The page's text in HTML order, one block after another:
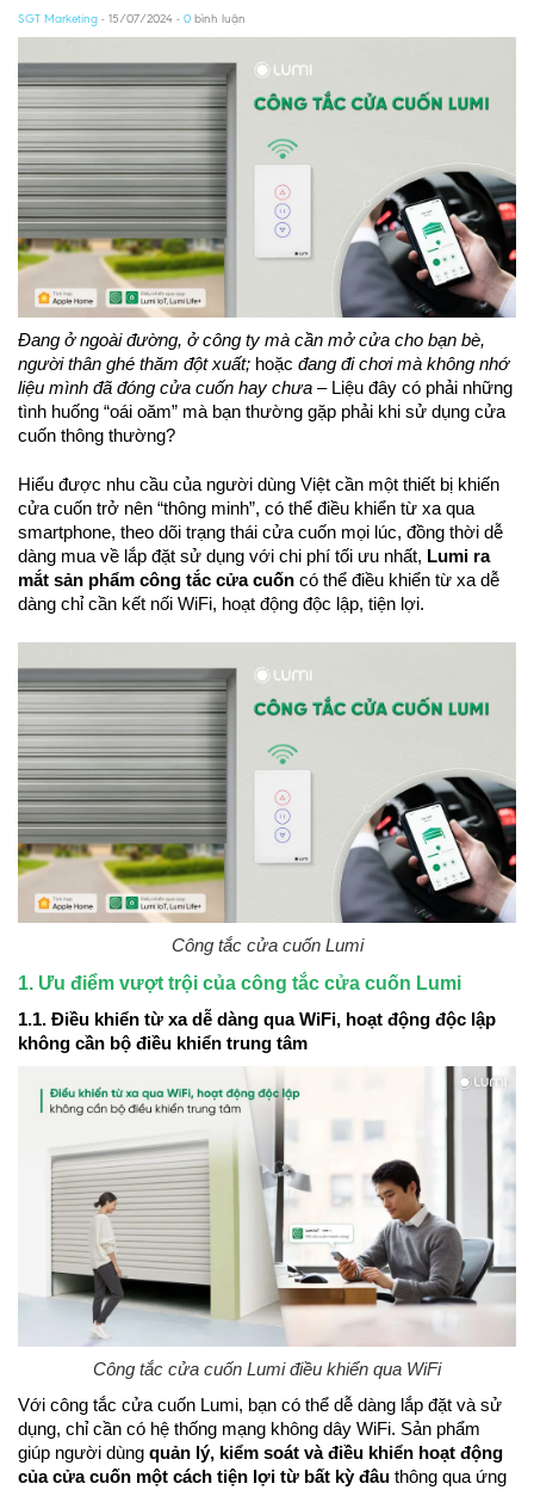
SGT Marketing - 15/07/2024 - 0 bình luận
Đang ở ngoài đường, ở công ty mà cần mở cửa cho bạn bè,
người thân ghé thăm đột xuất; hoặc đang đi chơi mà không nhớ
liệu mình đã đóng cửa cuốn hay chưa – Liệu đây có phải những
tình huống “oái oăm” mà bạn thường gặp phải khi sử dụng cửa
cuốn thông thường?
Hiểu được nhu cầu của người dùng Việt cần một thiết bị khiến
cửa cuốn trở nên “thông minh”, có thể điều khiển từ xa qua
smartphone, theo dõi trạng thái cửa cuốn mọi lúc, đồng thời dễ
dàng mua về lắp đặt sử dụng với chi phí tối ưu nhất, Lumi ra
mắt sản phẩm công tắc cửa cuốn có thể điều khiển từ xa dễ
dàng chỉ cần kết nối WiFi, hoạt động độc lập, tiện lợi.
Công tắc cửa cuốn Lumi
1. Ưu điểm vượt trội của công tắc cửa cuốn Lumi
1.1. Điều khiển từ xa dễ dàng qua WiFi, hoạt động độc lập
không cần bộ điều khiển trung tâm
Công tắc cửa cuốn Lumi điều khiển qua WiFi
Với công tắc cửa cuốn Lumi, bạn có thể dễ dàng lắp đặt và sử
dụng, chỉ cần có hệ thống mạng không dây WiFi. Sản phẩm
giúp người dùng quản lý, kiểm soát và điều khiển hoạt động
của cửa cuốn một cách tiện lợi từ bất kỳ đâu thông qua ứng